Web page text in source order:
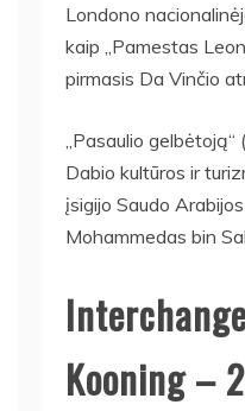
Londono
kaip „Pamestas
pirmasis Da Vinčio
„Pasaulio
Dabio kultūros ir
įsigijo Saudo
Mohammedas bin
Kooning –